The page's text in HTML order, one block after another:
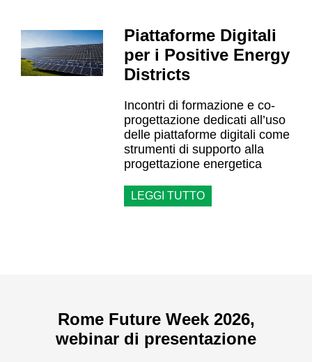
Piattaforme Digitali
per i Positive Energy
Districts
Incontri di formazione e co-
progettazione dedicati all’uso
delle piattaforme digitali come
strumenti di supporto alla
progettazione energetica
LEGGI TUTTO
Rome Future Week 2026,
webinar di presentazione